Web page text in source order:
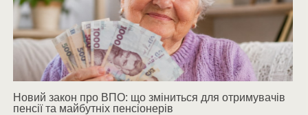
Новий закон про ВПО: що зміниться для отримувачів
пенсії та майбутніх пенсіонерів